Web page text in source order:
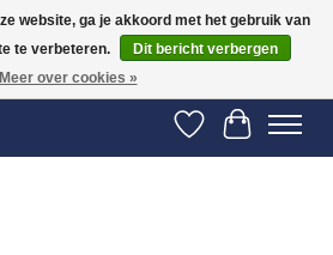
NL | Op voorraad binnen 2-5 werkdagen
verzonden
Verlanglijst
website, ga je akkoord met het gebruik van
te verbeteren.
Dit bericht verbergen
Meer over cookies »